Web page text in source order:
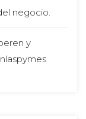
negocio.
y